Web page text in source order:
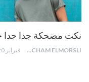
نكت مضحكة جدا جدا
HICHAM ELMORSLI فبراير 20, 2023